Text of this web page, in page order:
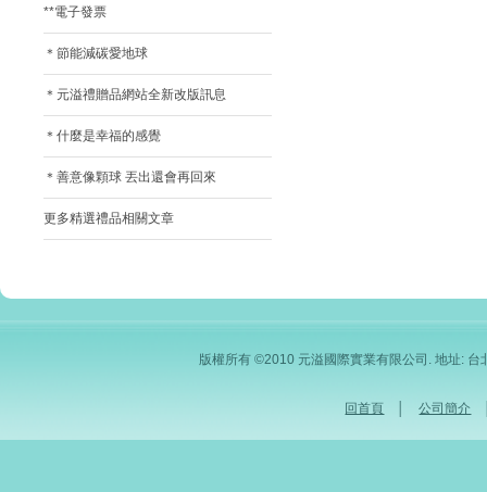
**電子發票
＊節能減碳愛地球
＊元溢禮贈品網站全新改版訊息
＊什麼是幸福的感覺
＊善意像顆球 丟出還會再回來
更多精選禮品相關文章
版權所有 ©2010 元溢國際實業有限公司. 地址:
回首頁 │公司簡介